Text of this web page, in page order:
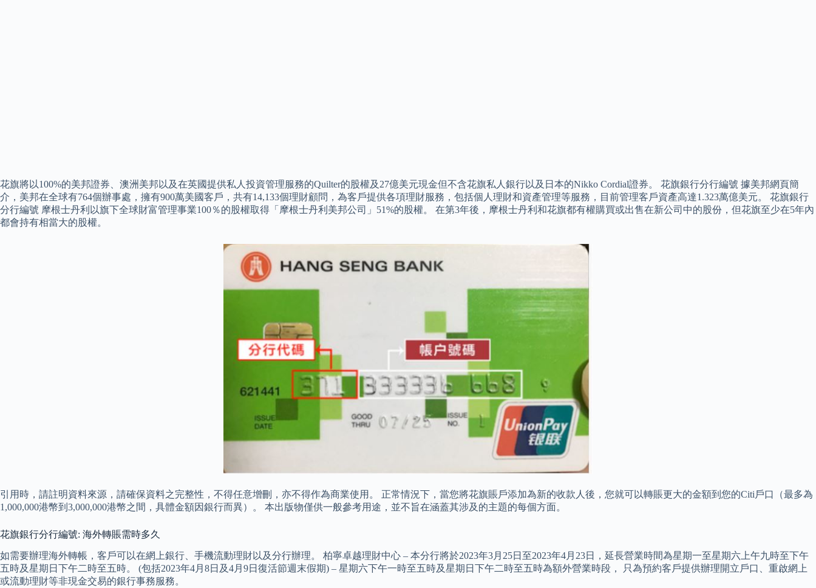
花旗將以100%的美邦證券、澳洲美邦以及在英國提供私人投資管理服務的Quilter的股權及27億美元現金但不含花旗私人銀行以及日本的Nikko Cordial證券。 花旗銀行分行編號 據美邦網頁簡
介，美邦在全球有764個辦事處，擁有900萬美國客戶，共有14,133個理財顧問，為客戶提供各項理財服務，包括個人理財和資產管理等服務，目前管理客戶資產高達1.323萬億美元。 花旗銀行
分行編號 摩根士丹利以旗下全球財富管理事業100％的股權取得「摩根士丹利美邦公司」51%的股權。 在第3年後，摩根士丹利和花旗都有權購買或出售在新公司中的股份，但花旗至少在5年內
都會持有相當大的股權。
引用時，請註明資料來源，請確保資料之完整性，不得任意增刪，亦不得作為商業使用。 正常情況下，當您將花旗賬戶添加為新的收款人後，您就可以轉賬更大的金額到您的Citi戶口（最多為
1,000,000港幣到3,000,000港幣之間，具體金額因銀行而異）。 本出版物僅供一般參考用途，並不旨在涵蓋其涉及的主題的每個方面。
花旗銀行分行編號: 海外轉賬需時多久
如需要辦理海外轉帳，客戶可以在網上銀行、手機流動理財以及分行辦理。 柏寧卓越理財中心 – 本分行將於2023年3月25日至2023年4月23日，延長營業時間為星期一至星期六上午九時至下午
五時及星期日下午二時至五時。 (包括2023年4月8日及4月9日復活節週末假期) – 星期六下午一時至五時及星期日下午二時至五時為額外營業時段， 只為預約客戶提供辦理開立戶口、重啟網上
或流動理財等非現金交易的銀行事務服務。